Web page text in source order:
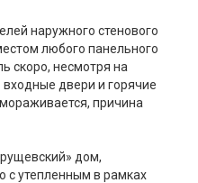
наружного стенового
любого панельного
скоро, несмотря на
двери и горячие
причина
дом,
с утепленным в рамках